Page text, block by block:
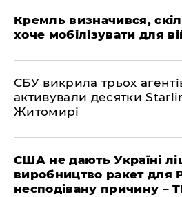
Кремль визначився,
хоче мобілізувати для
СБУ викрила трьох
активували десятки
Житомирі
США не дають Україні
виробництво ракет для
несподівану причину –